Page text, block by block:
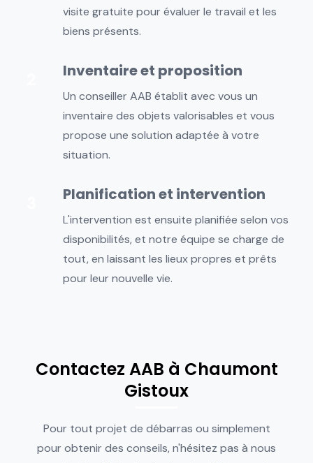
visite gratuite pour évaluer le travail et les
biens présents.
Inventaire et proposition
Un conseiller AAB établit avec vous un
inventaire des objets valorisables et vous
propose une solution adaptée à votre
situation.
Planification et intervention
L'intervention est ensuite planifiée selon vos
disponibilités, et notre équipe se charge de
tout, en laissant les lieux propres et prêts
pour leur nouvelle vie.
Contactez AAB à Chaumont
Gistoux
Pour tout projet de débarras ou simplement
pour obtenir des conseils, n'hésitez pas à nous